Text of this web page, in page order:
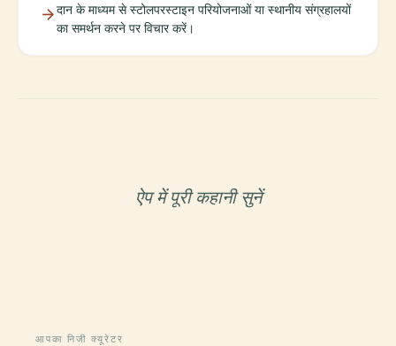
दान के माध्यम से स्टोलपरस्टाइन परियोजनाओं या स्थानीय संग्रहालयों
का समर्थन करने पर विचार करें।
ऐप में पूरी कहानी सुनें
आपका निजी क्यूरेटर